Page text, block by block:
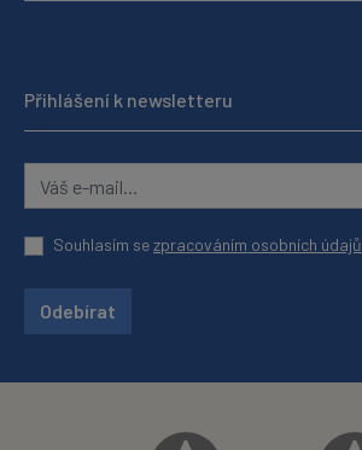
Přihlášení k newsletteru
Souhlasím sezpracováním osobních údajů
Odebírat